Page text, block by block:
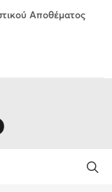
Αποθέματος